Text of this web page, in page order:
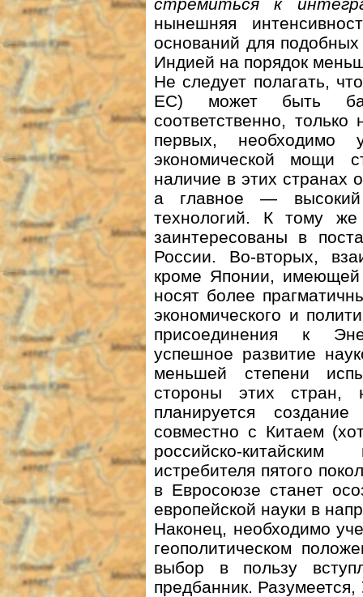
стремиться к
нынешняя
оснований для
Индией на порядок
Не следует полагать,
ЕС) может быть
соответственно,
первых, необходимо
экономической мощи
наличие в этих странах
а главное — высокий
технологий. К тому
заинтересованы в
России. Во-вторых,
кроме Японии, имеющей
носят более
экономического и
присоединения к
успешное развитие
меньшей степени
стороны этих
планируется
совместно с Китаем
российско-
истребителя пятого
в Евросоюзе станет
европей­ской науки в
Наконец, необходимо
геополитическом
выбор в пользу
предбанник.